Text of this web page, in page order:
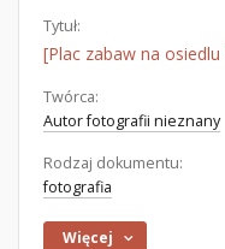
Tytuł:
[Plac zabaw na
Twórca:
Autor fotografii nieznany
Rodzaj dokumentu:
fotografia
Więcej